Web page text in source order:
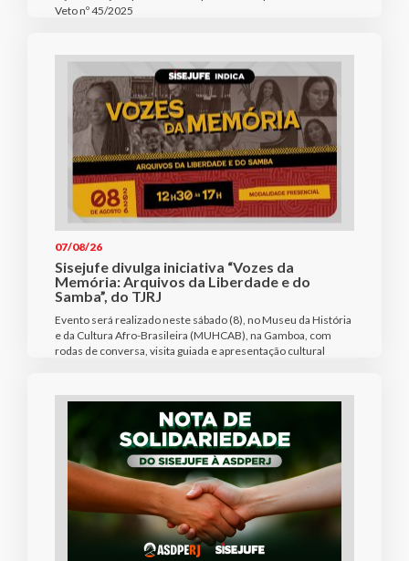
Veto nº 45/2025
07/08/26
Sisejufe divulga iniciativa “Vozes da
Memória: Arquivos da Liberdade e do
Samba”, do TJRJ
Evento será realizado neste sábado (8), no Museu da História
e da Cultura Afro-Brasileira (MUHCAB), na Gamboa, com
rodas de conversa, visita guiada e apresentação cultural